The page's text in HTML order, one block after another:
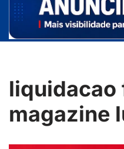
conteúdo
liquidacao
magazine